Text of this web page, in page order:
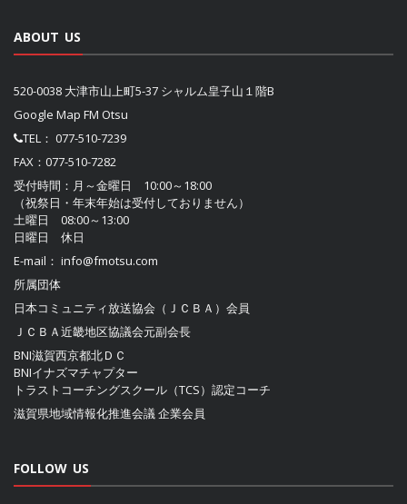
ABOUT US
520-0038 大津市山上町5-37 シャルム皇子山１階B
Google Map FM Otsu
TEL： 077-510-7239
FAX：077-510-7282
受付時間：月～金曜日 10:00～18:00
（祝祭日・年末年始は受付しておりません）
土曜日 08:00～13:00
日曜日 休日
E-mail： info@fmotsu.com
所属団体
日本コミュニティ放送協会（ＪＣＢＡ） 会員
ＪＣＢＡ近畿地区協議会元副会長
BNI滋賀西京都北ＤＣ
BNIイナズマチャプター
トラストコーチングスクール（TCS）認定コーチ
滋賀県地域情報化推進会議企業会員
FOLLOW US